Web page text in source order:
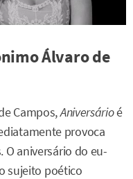
Álvaro de
Campos,Aniversárioé
provoca
O aniversário do eu-
sujeito poético